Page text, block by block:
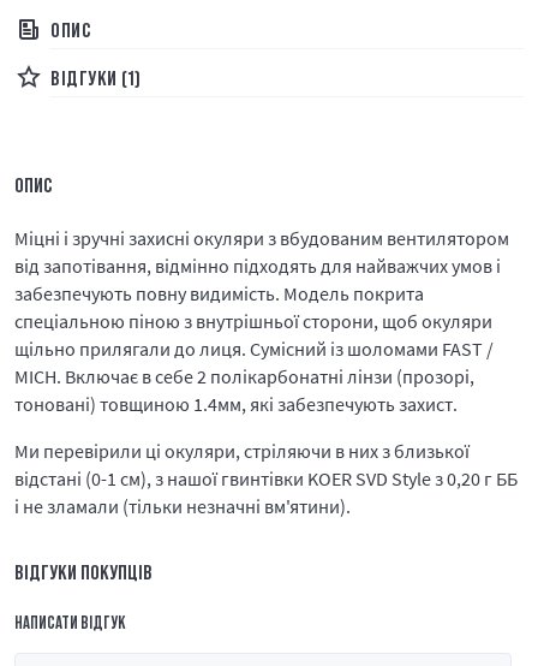
ОПИС
ВІДГУКИ (1)
ОПИС
Міцні і зручні захисні окуляри з вбудованим вентилятором
від запотівання, відмінно підходять для найважчих умов і
забезпечують повну видимість. Модель покрита
спеціальною піною з внутрішньої сторони, щоб окуляри
щільно прилягали до лиця. Сумісний із шоломами FAST /
MICH. Включає в себе 2 полікарбонатні лінзи (прозорі,
тоновані) товщиною 1.4мм, які забезпечують захист.
Ми перевірили ці окуляри, стріляючи в них з близької
відстані (0-1 см), з нашої гвинтівки KOER SVD Style з 0,20 г ББ
і не зламали (тільки незначні вм'ятини).
ВІДГУКИ ПОКУПЦІВ
НАПИСАТИ ВІДГУК